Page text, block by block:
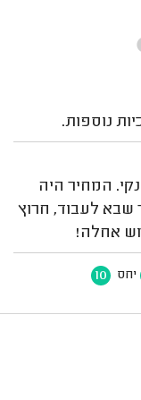
נוספות.
המחיר היה
שבא לעבוד, חרוץ
אחלה!
יחס 10